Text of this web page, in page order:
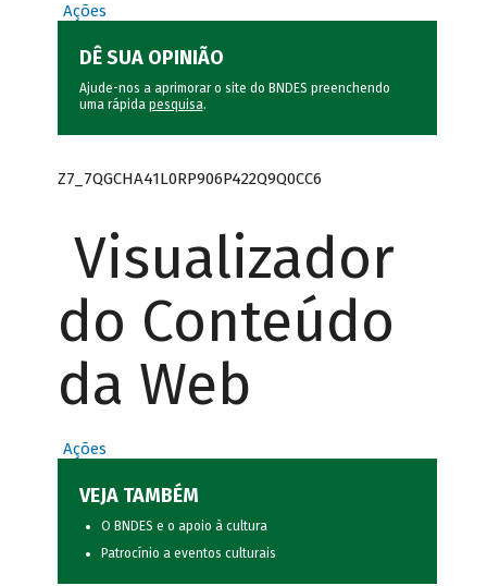
Ações
DÊ SUA OPINIÃO
Ajude-nos a aprimorar o site do BNDES preenchendo
uma rápida pesquisa.
Z7_7QGCHA41L0RP906P422Q9Q0CC6
Visualizador
do Conteúdo
da Web
Ações
VEJA TAMBÉM
O BNDES e o apoio à cultura
Patrocínio a eventos culturais